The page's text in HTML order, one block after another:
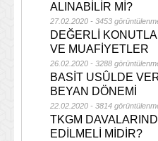
ALINABİLİR Mİ?
27.02.2020 - 3453
DEĞERLİ
VE MUAFİYETLER
26.02.2020 - 3288
BASİT USÛLDE
BEYAN DÖNEMİ
22.02.2020 - 3814
TKGM
EDİLMELİ MİDİR?